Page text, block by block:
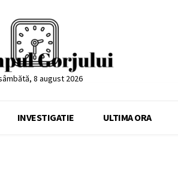
8 august 2026
INVESTIGATIE ULTIMA ORA